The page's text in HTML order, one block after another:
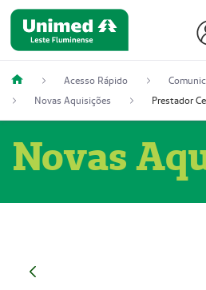
Acesso Rápido
Novas Aquisições
Novas